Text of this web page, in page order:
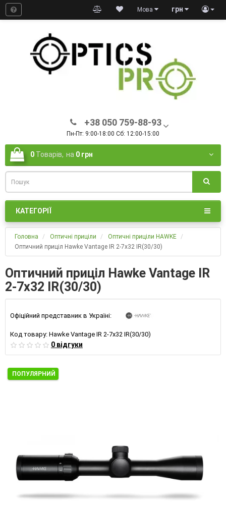
грн
Мова
+38 050 759-88-93
Пн-Пт: 9:00-18:00 Сб: 12:00-15:00
0 Товарів, на 0 грн
КАТЕГОРІЇ
Головна Оптичні приціли
Оптичні приціли HAWKE
Оптичний приціл Hawke Vantage IR 2-7х32 IR(30/30)
Оптичний приціл Hawke Vantage IR
2-7х32 IR(30/30)
Офіційний представник в Україні:
Код товару: Hawke Vantage IR 2-7х32 IR(30/30)
0 відгуки
ПОПУЛЯРНИЙ